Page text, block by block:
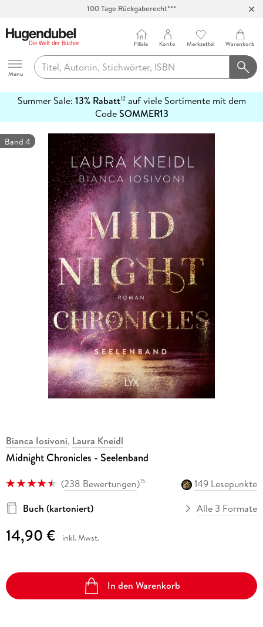
100 Tage Rückgaberecht***
Hugendubel
Menu
Filiale Konto Merkzettel Warenkorb
Summer Sale: 13% Rabatt12auf viele Sortimente mit dem
CodeSOMMER13
erfahren
Band 4
Bianca Iosivoni, Laura Kneidl
Midnight Chronicles - Seelenband
(238 Bewertungen)15
149 Lesepunkte
Buch (kartoniert)
Alle 3 Formate
14,90 € inkl. Mwst.
In den Warenkorb